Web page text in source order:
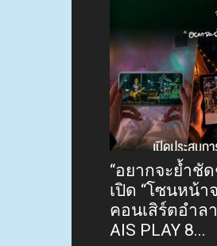
“อยากจะย้ำชั
เปิด “โซนหน้า
คอนเสิร์ตอำล
AIS PLAY 8...